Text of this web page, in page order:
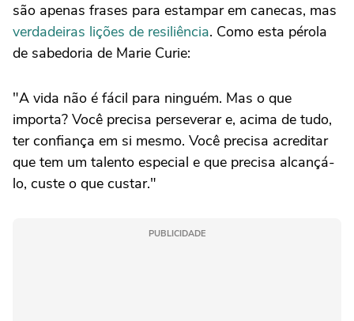
são apenas frases para estampar em canecas, mas
verdadeiras lições de resiliência. Como esta pérola
de sabedoria de Marie Curie:
"A vida não é fácil para ninguém. Mas o que
importa? Você precisa perseverar e, acima de tudo,
ter confiança em si mesmo. Você precisa acreditar
que tem um talento especial e que precisa alcançá-
lo, custe o que custar."
PUBLICIDADE